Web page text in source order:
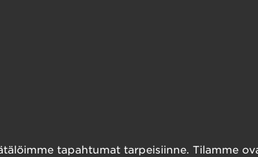
tapahtumat tarpeisiinne. Tilamme